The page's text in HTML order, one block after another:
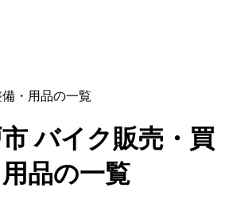
・用品の一覧
バイク販売・買
品の一覧